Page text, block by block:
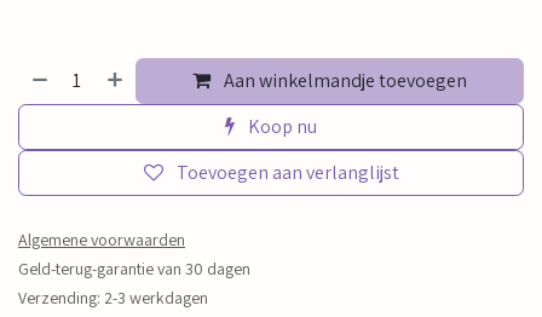
Aan winkelmandje toevoegen
Koop nu
Toevoegen aan verlanglijst
Algemene voorwaarden
Geld-terug-garantie van 30 dagen
Verzending: 2-3 werkdagen